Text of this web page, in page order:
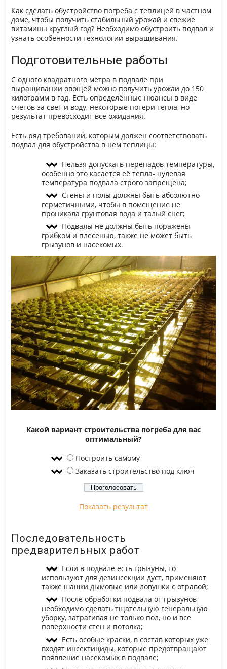
Как сделать обустройство погреба с теплицей в частном
доме, чтобы получить стабильный урожай и свежие
витамины круглый год? Необходимо обустроить подвал и
узнать особенности технологии выращивания.
Подготовительные работы
С одного квадратного метра в подвале при
выращивании овощей можно получить урожаи до 150
килограмм в год. Есть определённые нюансы в виде
счетов за свет и воду, некоторые потери тепла, но
результат превосходит все ожидания.
Есть ряд требований, которым должен соответствовать
подвал для обустройства в нем теплицы:
Нельзя допускать перепадов температуры,
особенно это касается её тепла- нулевая
температура подвала строго запрещена;
Стены и полы должны быть абсолютно
герметичными, чтобы в помещение не
проникала грунтовая вода и талый снег;
Подвалы не должны быть поражены
грибком и плесенью, также не может быть
грызунов и насекомых.
Какой вариант строительства погреба для вас
оптимальный?
Построить самому
Заказать строительство под ключ
Показать результат
Последовательность
предварительных работ
Если в подвале есть грызуны, то
используют для дезинсекции дуст, применяют
также шашки дымовые или ловушки с отравой;
После обработки подвала от грызунов
необходимо сделать тщательную генеральную
уборку, затрагивая не только пол, но и все
поверхности стен и потолка;
Есть особые краски, в состав которых уже
входят инсектициды, которые предотвращают
появление насекомых в подвале;